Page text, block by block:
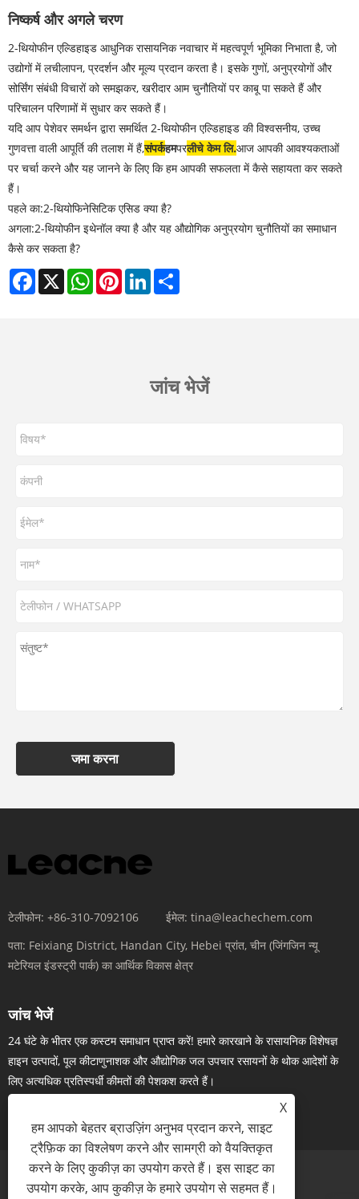
निष्कर्ष और अगले चरण
2-थियोफीन एल्डिहाइड आधुनिक रासायनिक नवाचार में महत्वपूर्ण भूमिका निभाता है, जो
उद्योगों में लचीलापन, प्रदर्शन और मूल्य प्रदान करता है। इसके गुणों, अनुप्रयोगों और
सोर्सिंग संबंधी विचारों को समझकर, खरीदार आम चुनौतियों पर काबू पा सकते हैं और
परिचालन परिणामों में सुधार कर सकते हैं।
यदि आप पेशेवर समर्थन द्वारा समर्थित 2-थियोफीन एल्डिहाइड की विश्वसनीय, उच्च
गुणवत्ता वाली आपूर्ति की तलाश में हैं,संपर्कहमपरलीचे केम लि.आज आपकी आवश्यकताओं
पर चर्चा करने और यह जानने के लिए कि हम आपकी सफलता में कैसे सहायता कर सकते
हैं।
पहले का:2-थियोफिनेसिटिक एसिड क्या है?
अगला:2-थियोफीन इथेनॉल क्या है और यह औद्योगिक अनुप्रयोग चुनौतियों का समाधान
कैसे कर सकता है?
Facebook
X WhatsAppPinterestLinkedIn
जांच भेजें
जमा करना
टेलीफोन: +86-310-7092106 ईमेल: tina@leachechem.com
पता: Feixiang District, Handan City, Hebei प्रांत, चीन (जिंगजिन न्यू
मटेरियल इंडस्ट्री पार्क) का आर्थिक विकास क्षेत्र
जांच भेजें
24 घंटे के भीतर एक कस्टम समाधान प्राप्त करें! हमारे कारखाने के रासायनिक विशेषज्ञ
हाइन उत्पादों, पूल कीटाणुनाशक और औद्योगिक जल उपचार रसायनों के थोक आदेशों के
लिए अत्यधिक प्रतिस्पर्धी कीमतों की पेशकश करते हैं।
अब पूछताछ करें
Links Sitemap RSS XML गोपनीयता नीति
X
हम आपको बेहतर ब्राउज़िंग अनुभव प्रदान करने, साइट
ट्रैफ़िक का विश्लेषण करने और सामग्री को वैयक्तिकृत
करने के लिए कुकीज़ का उपयोग करते हैं। इस साइट का
उपयोग करके, आप कुकीज़ के हमारे उपयोग से सहमत हैं।